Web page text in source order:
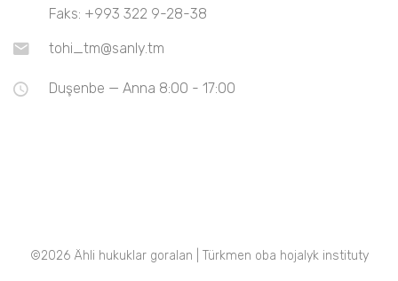
Faks: +993 322 9-28-38
tohi_tm@sanly.tm
Duşenbe — Anna 8:00 - 17:00
©2026 Ähli hukuklar goralan | Türkmen oba hojalyk instituty